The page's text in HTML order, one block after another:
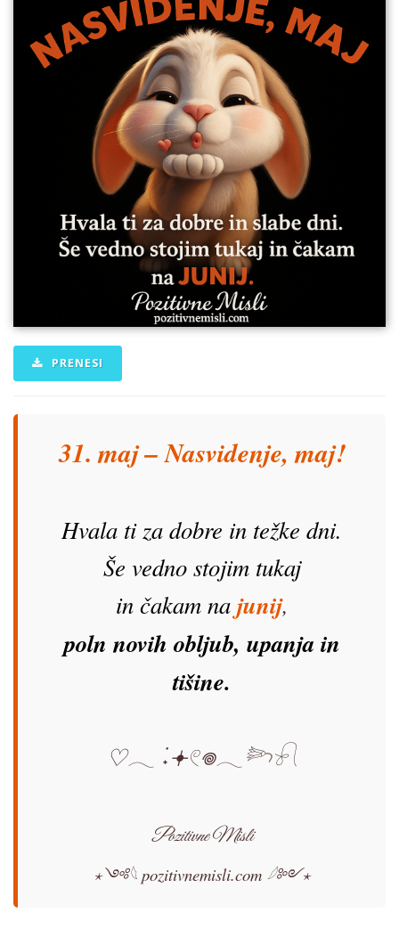
PRENESI
31. maj – Nasvidenje, maj!
Hvala ti za dobre in težke dni.
Še vedno stojim tukaj
in čakam na junij,
poln novih obljub, upanja in
tišine.
♡𓂃 ࣪˖𖥔𓏲𖦹𓂃𓆸𓍯
Pozitivne Misli
⋆༺𓆩 pozitivnemisli.com 𓆪༻⋆